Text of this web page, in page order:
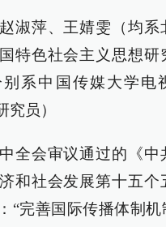
淑萍、王婧雯（均系
特色社会主义思想研
系中国传媒大学电
究员）
全会审议通过的《中
和社会发展第十五个
“完善国际传播体制机